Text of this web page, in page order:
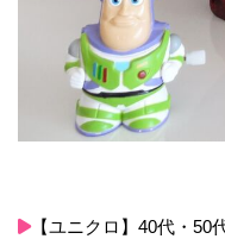
【ユニクロ】40代・50